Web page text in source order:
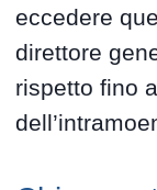
eccedere
direttore
rispetto fino